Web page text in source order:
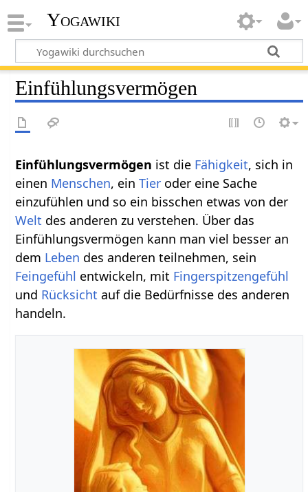
Yogawiki
Einfühlungsvermögen
Einfühlungsvermögen ist die Fähigkeit, sich in
einen Menschen, einTier oder eine Sache
einzufühlen und so ein bisschen etwas von der
Welt des anderen zu verstehen. Über das
Einfühlungsvermögen kann man viel besser an
dem Leben des anderen teilnehmen, sein
Feingefühl entwickeln, mit Fingerspitzengefühl
und Rücksicht auf die Bedürfnisse des anderen
handeln.